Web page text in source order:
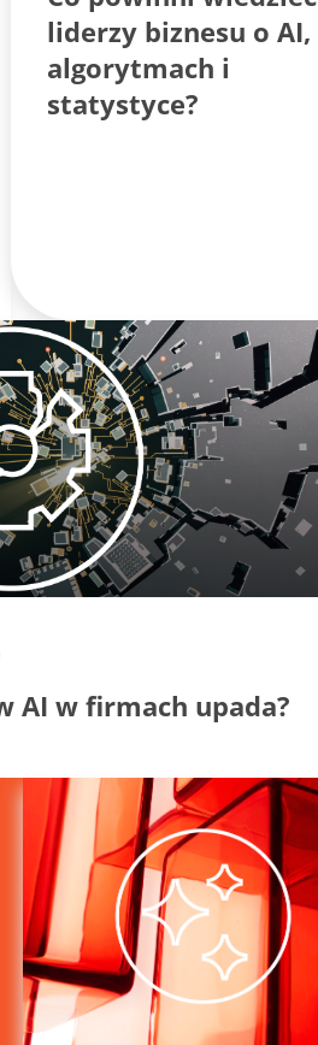
liderzy biznesu o AI,
algorytmach i
statystyce?
AI w firmach upada?